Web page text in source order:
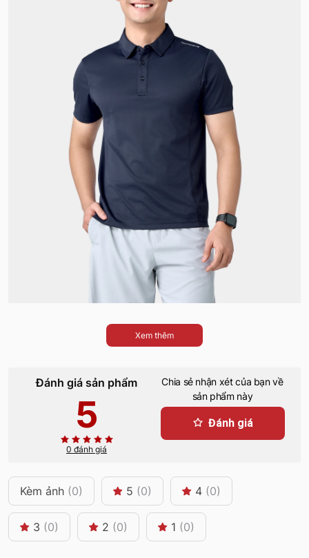
Xem thêm
Đánh giá sản phẩm
5
0 đánh giá
Chia sẻ nhận xét của bạn về
sản phẩm này
Đánh giá
Kèm ảnh (0) 5 (0) 4 (0)
3 (0) 2 (0) 1 (0)